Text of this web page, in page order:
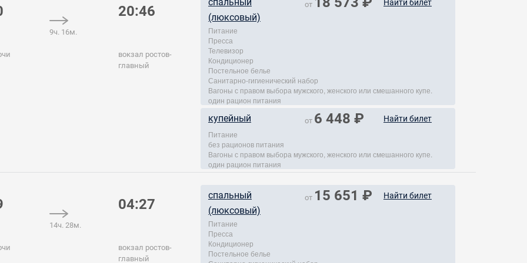
9ч. 16м.
20:46
вокзал ростов-
главный
(люксовый)
от Найти билет
Питание
Пресса
Телевизор
Кондиционер
Постельное белье
Санитарно-гигиенический набор
Вагоны с правом выбора мужского, женского или смешанного купе.
один рацион питания
купейный от 6 448 ₽ Найти билет
Питание
без рационов питания
Вагоны с правом выбора мужского, женского или смешанного купе.
один рацион питания
14ч. 28м.
04:27
вокзал ростов-
главный
спальный
(люксовый)
от 15 651 ₽ Найти билет
Питание
Пресса
Кондиционер
Постельное белье